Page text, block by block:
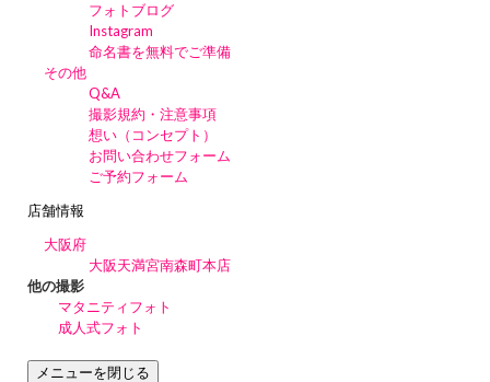
フォトブログ
Instagram
命名書を無料でご準備
その他
Q&A
撮影規約・注意事項
想い（コンセプト）
お問い合わせフォーム
ご予約フォーム
店舗情報
大阪府
大阪天満宮南森町本店
他の撮影
マタニティフォト
成人式フォト
メニューを閉じる